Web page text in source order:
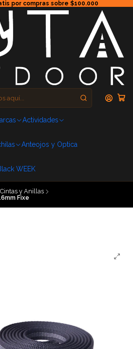
por compras sobre $100.000
Actividades
Anteojos y Optica
WEEK
Cintas y Anillas
Fixe